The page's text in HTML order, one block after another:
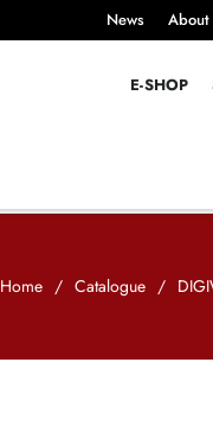
News About
E-SHOP
Home / Catalogue /